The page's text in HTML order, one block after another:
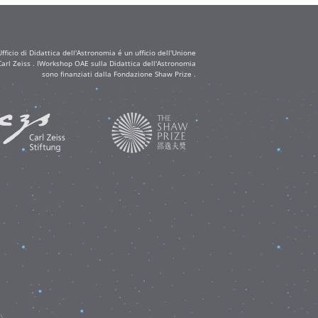
di Didattica dell'Astronomia é un ufficio dell'Unione
Zeiss . IWorkshop OAE sulla Didattica dell'Astronomia
sono finanziati dalla Fondazione Shaw Prize .